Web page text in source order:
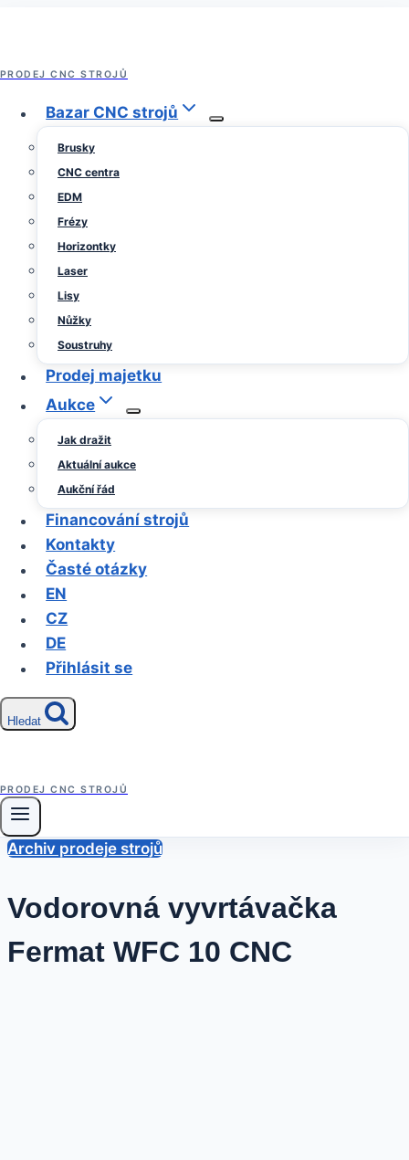
obsah
PRODEJ CNC STROJŮ
Bazar CNC strojů
Brusky
CNC centra
EDM
Frézy
Horizontky
Laser
Lisy
Nůžky
Soustruhy
Prodej majetku
Aukce
Jak dražit
Aktuální aukce
Aukční řád
Financování strojů
Kontakty
Časté otázky
EN
CZ
DE
Přihlásit se
Hledat
PRODEJ CNC STROJŮ
Archiv prodeje strojů
Vodorovná vyvrtávačka
Fermat WFC 10 CNC